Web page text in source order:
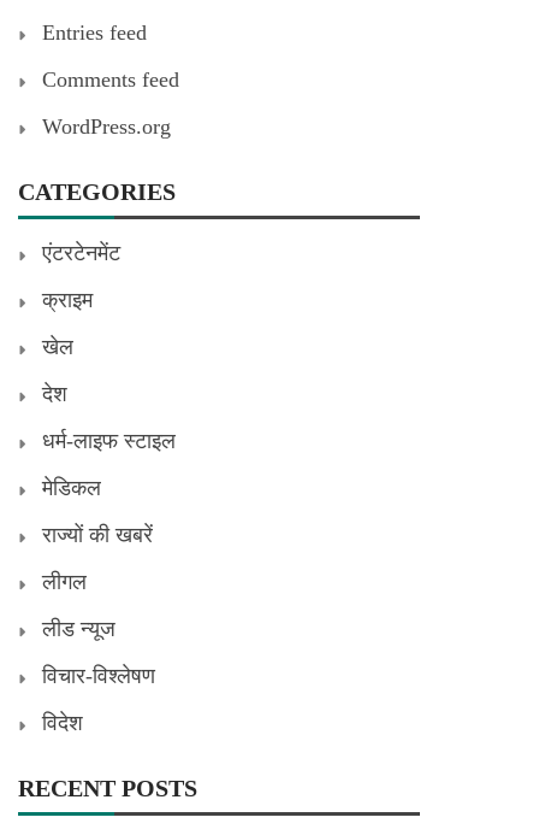
Entries feed
Comments feed
WordPress.org
CATEGORIES
एंटरटेनमेंट
क्राइम
खेल
देश
धर्म-लाइफ स्टाइल
मेडिकल
राज्यों की खबरें
लीगल
लीड न्यूज
विचार-विश्लेषण
विदेश
RECENT POSTS